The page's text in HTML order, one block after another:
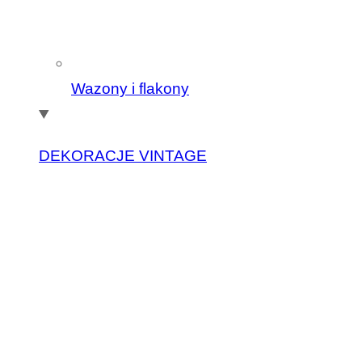
Wazony i flakony
DEKORACJE VINTAGE